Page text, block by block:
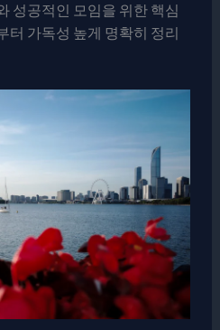
성공적인 모임을 위한 핵심
터 가독성 높게 명확히 정리